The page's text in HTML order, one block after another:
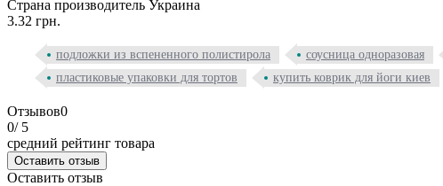
Страна производитель Украина
3.32 грн.
подложки из вспененного полистирола соусница одноразовая
пластиковые упаковки для тортов
купить коврик для йоги киев
Отзывов0
0/ 5
средний рейтинг товара
Оставить отзыв
Оставить отзыв